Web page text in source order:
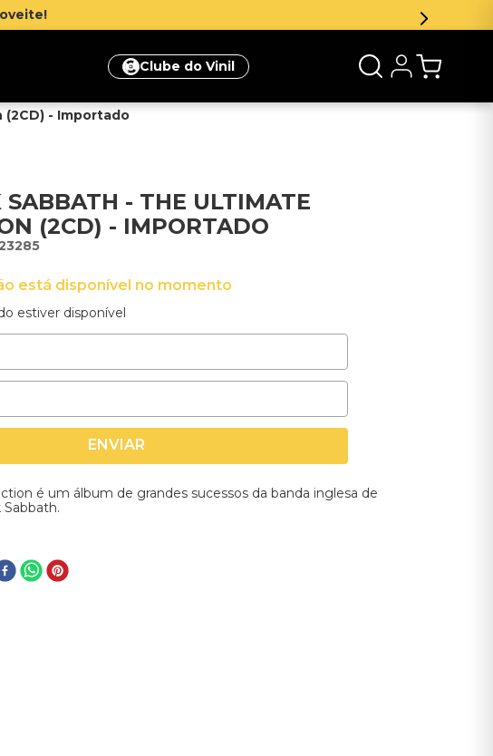
desconto na sua primeira compra
Clube do Vinil
- Importado
SABBATH - THE ULTIMATE
(2CD) - IMPORTADO
está disponível no momento
estiver disponível
ENVIAR
é um álbum de grandes sucessos da banda inglesa de